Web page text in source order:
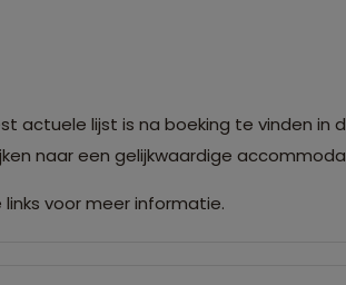
lijst is na boeking te vinden in
naar een gelijkwaardige
links voor meer informatie.